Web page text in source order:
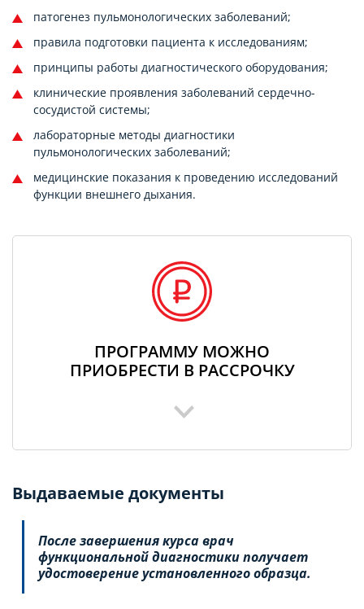
патогенез пульмонологических заболеваний;
правила подготовки пациента к исследованиям;
принципы работы диагностического оборудования;
клинические проявления заболеваний сердечно-
сосудистой системы;
лабораторные методы диагностики
пульмонологических заболеваний;
медицинские показания к проведению исследований
функции внешнего дыхания.
ПРОГРАММУ МОЖНО
ПРИОБРЕСТИ В РАССРОЧКУ
Выдаваемые документы
После завершения курса врач
функциональной диагностики получает
удостоверение установленного образца.